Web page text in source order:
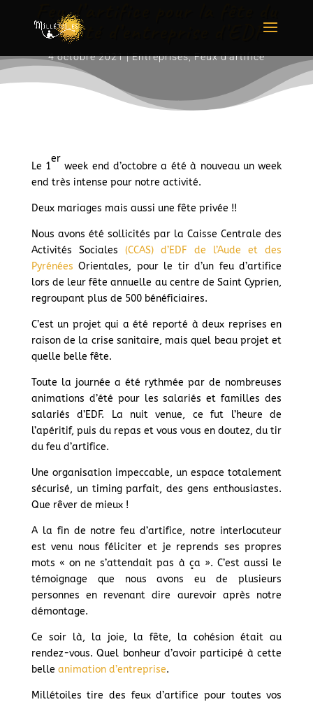
Feu d’artifice pour la fête du
comité d’entreprise d’EDF
4 octobre 2021|Entreprises,Feux d'artifice
Le 1
er
week end d’octobre a été à nouveau un week
end très intense pour notre activité.
Deux mariages mais aussi une fête privée !!
Nous avons été sollicités par la Caisse Centrale des
Activités Sociales(CCAS) d’EDF de l’Aude et des
Pyrénées Orientales, pour le tir d’un feu d’artifice
lors de leur fête annuelle au centre de Saint Cyprien,
regroupant plus de 500 bénéficiaires.
C’est un projet qui a été reporté à deux reprises en
raison de la crise sanitaire, mais quel beau projet et
quelle belle fête.
Toute la journée a été rythmée par de nombreuses
animations d’été pour les salariés et familles des
salariés d’EDF. La nuit venue, ce fut l’heure de
l’apéritif, puis du repas et vous vous en doutez, du tir
du feu d’artifice.
Une organisation impeccable, un espace totalement
sécurisé, un timing parfait, des gens enthousiastes.
Que rêver de mieux !
A la fin de notre feu d’artifice, notre interlocuteur
est venu nous féliciter et je reprends ses propres
mots « on ne s’attendait pas à ça ». C’est aussi le
témoignage que nous avons eu de plusieurs
personnes en revenant dire aurevoir après notre
démontage.
Ce soir là, la joie, la fête, la cohésion était au
rendez-vous. Quel bonheur d’avoir participé à cette
belle animation d’entreprise.
Millétoiles tire des feux d’artifice pour toutes vos